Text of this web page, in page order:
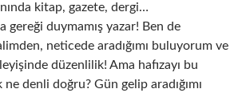
kitap, gazete, dergi…
gereği duymamış yazar! Ben de
neticede aradığımı buluyorum ve
düzenlilik! Ama hafızayı bu
denli doğru? Gün gelip aradığımı